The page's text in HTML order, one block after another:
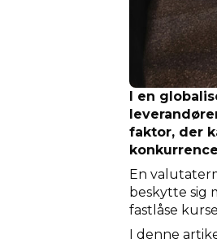
I en
faktor, der
En
beskytte sig
fastlåse
I denne